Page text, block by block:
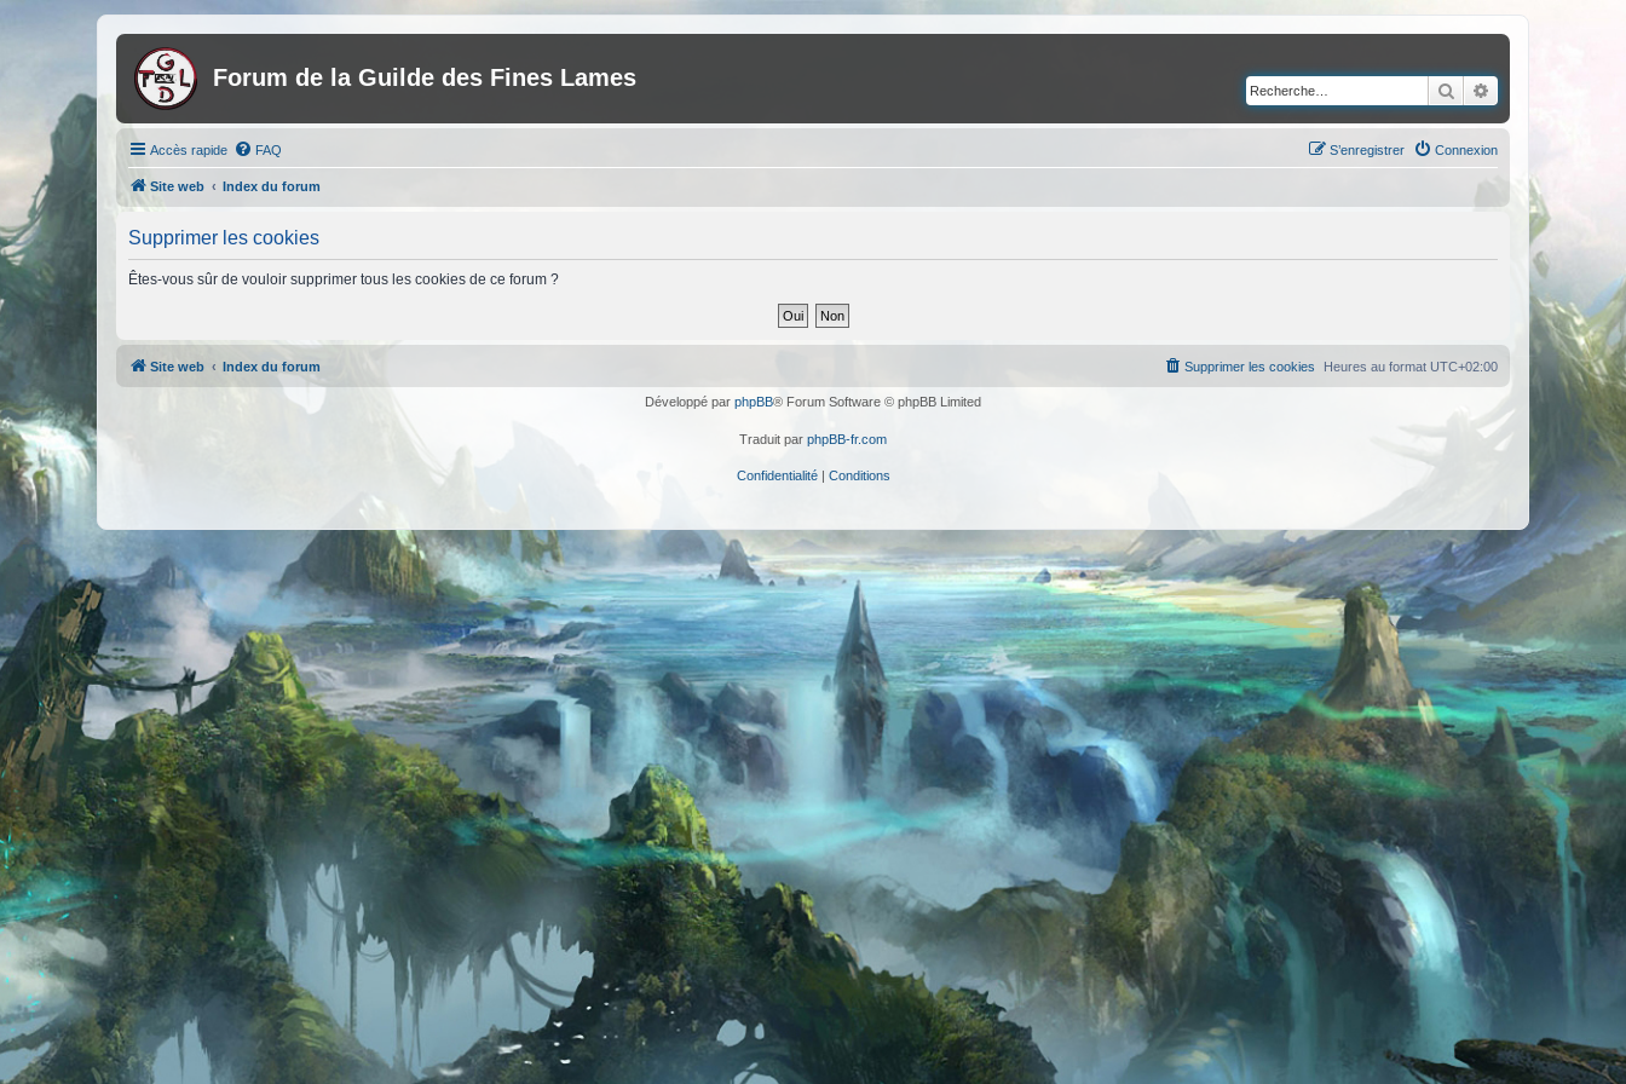
Forum de la Guilde des Fines Lames Rechercher
Accès rapide FAQ Connexion
S’enregistrer
Site web Index du forum
Supprimer les cookies
Êtes-vous sûr de vouloir supprimer tous les cookies de ce forum ?
Site web Index du forum Heures au format UTC+02:00
Supprimer les cookies
Développé par phpBB® Forum Software © phpBB Limited
Traduit par phpBB-fr.com
Confidentialité| Conditions